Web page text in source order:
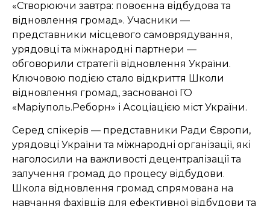
«Створюючи завтра: повоєнна відбудова та
відновлення громад». Учасники —
представники місцевого самоврядування,
урядовці та міжнародні партнери —
обговорили стратегії відновлення України.
Ключовою подією стало відкриття Школи
відновлення громад, заснованої ГО
«Маріуполь.Реборн» і Асоціацією міст України.
Серед спікерів — представники Ради Європи,
урядовці України та міжнародні організації, які
наголосили на важливості децентралізації та
залучення громад до процесу відбудови.
Школа відновлення громад спрямована на
навчання фахівців для ефективної відбудови та